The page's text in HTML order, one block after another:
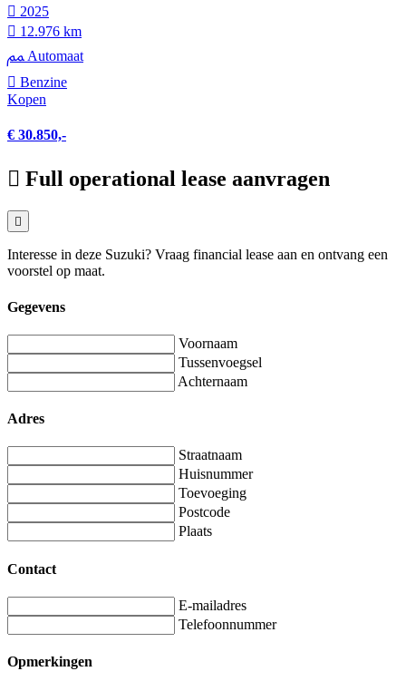
2025
12.976 km
Automaat
Benzine
Kopen
€ 30.850,-
Full operational lease aanvragen
Interesse in deze Suzuki? Vraag financial lease aan en ontvang een
voorstel op maat.
Gegevens
Voornaam
Tussenvoegsel
Achternaam
Adres
Straatnaam
Huisnummer
Toevoeging
Postcode
Plaats
Contact
E-mailadres
Telefoonnummer
Opmerkingen